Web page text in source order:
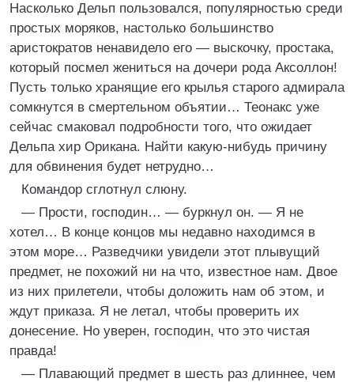
Насколько Дельп пользовался, популярностью среди
простых моряков, настолько большинство
аристократов ненавидело его — выскочку, простака,
который посмел жениться на дочери рода Аксоллон!
Пусть только хранящие его крылья старого адмирала
сомкнутся в смертельном объятии… Теонакс уже
сейчас смаковал подробности того, что ожидает
Дельпа хир Орикана. Найти какую-нибудь причину
для обвинения будет нетрудно…
Командор сглотнул слюну.
— Прости, господин… — буркнул он. — Я не
хотел… В конце концов мы недавно находимся в
этом море… Разведчики увидели этот плывущий
предмет, не похожий ни на что, известное нам. Двое
из них прилетели, чтобы доложить нам об этом, и
ждут приказа. Я не летал, чтобы проверить их
донесение. Но уверен, господин, что это чистая
правда!
— Плавающий предмет в шесть раз длиннее, чем